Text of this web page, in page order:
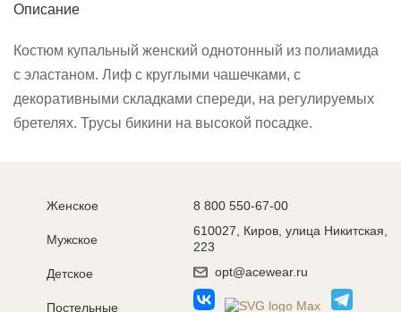
Описание
Костюм купальный женский однотонный из полиамида
с эластаном. Лиф с круглыми чашечками, с
декоративными складками спереди, на регулируемых
бретелях. Трусы бикини на высокой посадке.
Женское
Мужское
Детское
Постельные
8 800 550-67-00
610027, Киров, улица Никитская,
223
opt@acewear.ru